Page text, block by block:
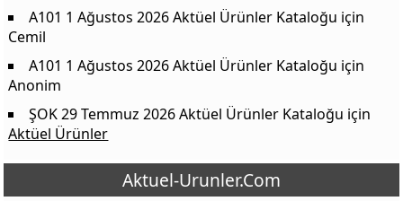
A101 1 Ağustos 2026 Aktüel Ürünler Kataloğu için
Cemil
A101 1 Ağustos 2026 Aktüel Ürünler Kataloğu için
Anonim
ŞOK 29 Temmuz 2026 Aktüel Ürünler Kataloğu için
Aktüel Ürünler
Aktuel-Urunler.Com